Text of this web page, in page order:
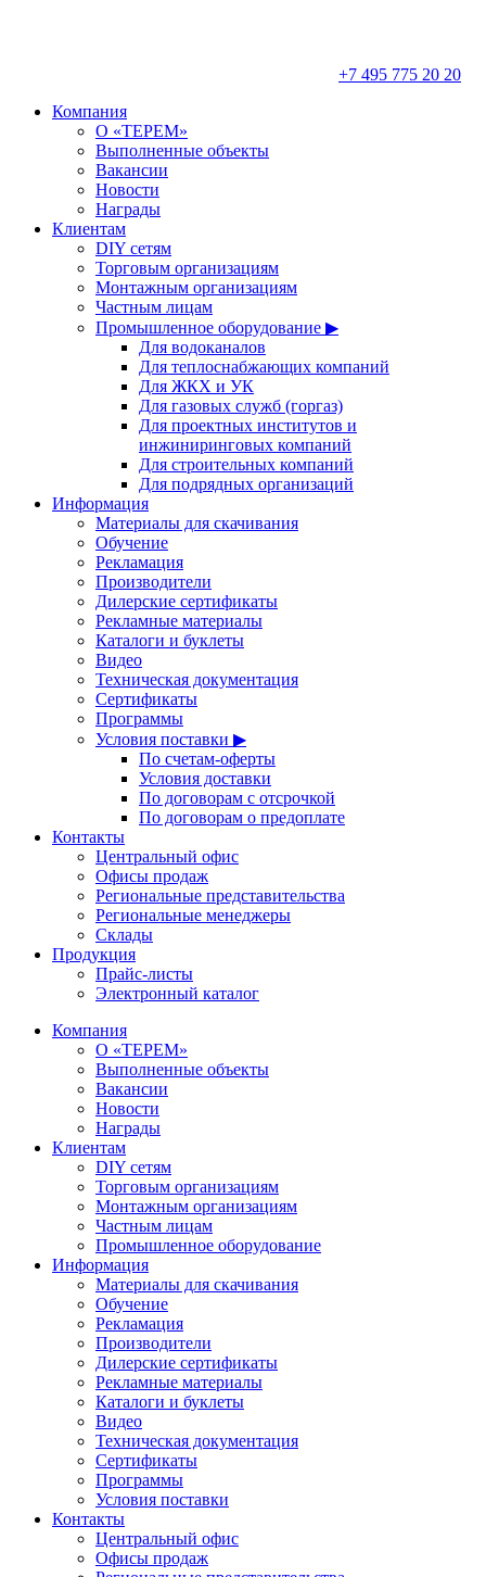
+7 495 775 20 20
Компания
О «ТЕРЕМ»
Выполненные объекты
Вакансии
Новости
Награды
Клиентам
DIY сетям
Торговым организациям
Монтажным организациям
Частным лицам
Промышленное оборудование ▶
Для водоканалов
Для теплоснабжающих компаний
Для ЖКХ и УК
Для газовых служб (горгаз)
Для проектных институтов и
инжиниринговых компаний
Для строительных компаний
Для подрядных организаций
Информация
Материалы для скачивания
Обучение
Рекламация
Производители
Дилерские сертификаты
Рекламные материалы
Каталоги и буклеты
Видео
Техническая документация
Сертификаты
Программы
Условия поставки ▶
По счетам-оферты
Условия доставки
По договорам с отсрочкой
По договорам о предоплате
Контакты
Центральный офис
Офисы продаж
Региональные представительства
Региональные менеджеры
Склады
Продукция
Прайс-листы
Электронный каталог
Компания
О «ТЕРЕМ»
Выполненные объекты
Вакансии
Новости
Награды
Клиентам
DIY сетям
Торговым организациям
Монтажным организациям
Частным лицам
Промышленное оборудование
Информация
Материалы для скачивания
Обучение
Рекламация
Производители
Дилерские сертификаты
Рекламные материалы
Каталоги и буклеты
Видео
Техническая документация
Сертификаты
Программы
Условия поставки
Контакты
Центральный офис
Офисы продаж